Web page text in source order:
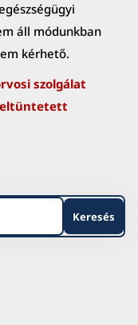
áll módunkban
kérhető.
szolgálat